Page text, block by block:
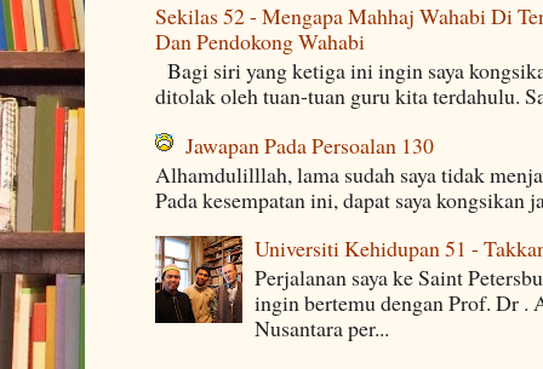
Sekilas 52 - Mengapa Mahhaj Wahabi Di
Dan Pendokong Wahabi
Bagi siri yang ketiga ini ingin saya
ditolak oleh tuan-tuan guru kita terdahulu.
Jawapan Pada Persoalan 130
Alhamdulilllah, lama sudah saya tidak
Pada kesempatan ini, dapat saya kongsikan
Universiti Kehidupan 51 -
Perjalanan saya ke Saint
ingin bertemu dengan Prof. Dr
Nusantara per...